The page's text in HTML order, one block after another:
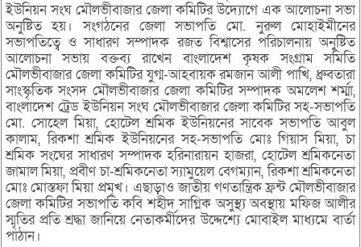
ইউনিয়ন সংঘ মৌলভীবাজার জেলা কমিটির উদ্যোগে এক আলোচনা সভা
অনুষ্টিত হয়। সংগঠনের জেলা সভাপতি মো. নুরুল মোহাইমীনের
সভাপতিত্বে ও সাধারণ সম্পাদক রজত বিশ্বাসের পরিচালনায় অনুষ্টিত
আলোচনা সভায় বক্তব্য রাখেন বাংলাদেশ কৃষক সংগ্রাম সমিতি
মৌলভীবাজার জেলা কমিটির যুগ্ম-আহবায়ক রমজান আলী পাখি, ধ্রুবতারা
সাংস্কৃতিক সংসদ মৌলভীবাজার জেলা কমিটির সম্পাদক অমলেশ শর্ম্মা,
বাংলাদেশ ট্রেড ইউনিয়ন সংঘ মৌলভীবাজার জেলা কমিটির সহ-সভাপতি
মো. সোহেল মিয়া, হোটেল শ্রমিক ইউনিয়নের সাবেক সভাপতি আবুল
কালাম, রিকশা শ্রমিক ইউনিয়নের সহ-সভাপতি মোঃ গিয়াস মিয়া, চা
শ্রমিক সংঘের সাধারণ সম্পাদক হরিনারায়ন হাজরা, হোটেল শ্রমিকনেতা
জামাল মিয়া, প্রবীণ চা-শ্রমিকনেতা স্যামুয়েল বেগম্যান, রিকশা শ্রমিকনেতা
মোঃ মোস্তফা মিয়া প্রমূখ। এছাড়াও জাতীয় গণতান্ত্রিক ফ্রন্ট মৌলভীবাজার
জেলা কমিটির সভাপতি কবি শহীদ সাগ্নিক অসুস্থ্য অবস্থায় মফিজ আলীর
স্মৃতির প্রতি শ্রদ্ধা জানিয়ে নেতাকর্মীদের উদ্দেশ্যে মোবাইল মাধ্যমে বার্তা
পাঠান।